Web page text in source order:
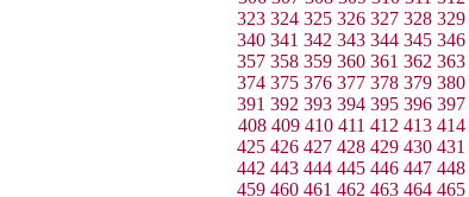
323 324 325 326 327 328 329
340 341 342 343 344 345 346
357 358 359 360 361 362 363
374 375 376 377 378 379 380
391 392 393 394 395 396 397
408 409 410 411 412 413 414
425 426 427 428 429 430 431
442 443 444 445 446 447 448
459 460 461 462 463 464 465